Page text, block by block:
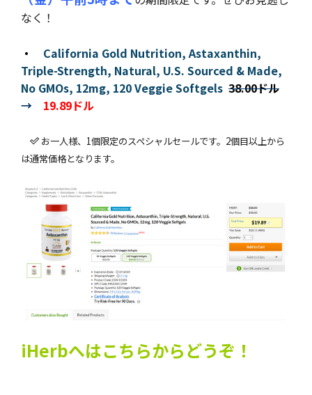
なく！
・ California Gold Nutrition, Astaxanthin,
Triple-Strength, Natural, U.S. Sourced & Made,
No GMOs, 12mg, 120 Veggie Softgels 38.00ドル
→ 19.89ドル
お一人様、1個限定のスペシャルセールです。2個目以上から
は通常価格となります。
iHerbへはこちらからどうぞ！